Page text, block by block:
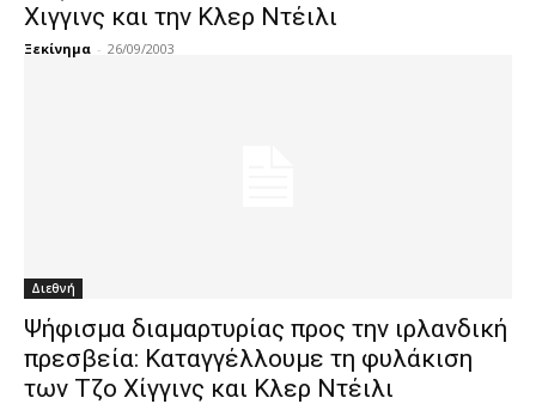
Χιγγινς και την Κλερ Ντέιλι
Ξεκίνημα - 26/09/2003
Διεθνή
Ψήφισμα διαμαρτυρίας προς την ιρλανδική
πρεσβεία: Καταγγέλλουμε τη φυλάκιση
των Τζο Χίγγινς και Κλερ Ντέιλι